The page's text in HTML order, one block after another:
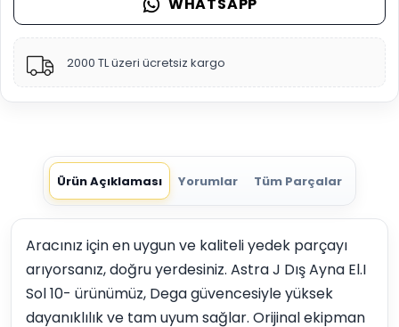
2000 TL üzeri ücretsiz kargo
Ürün Açıklaması Yorumlar Tüm Parçalar
Aracınız için en uygun ve kaliteli yedek parçayı
arıyorsanız, doğru yerdesiniz. Astra J Dış Ayna El.I
Sol 10- ürünümüz, Dega güvencesiyle yüksek
dayanıklılık ve tam uyum sağlar. Orijinal ekipman